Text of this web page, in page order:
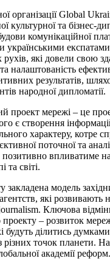
організації Global
культурної та бізнес-
комунікаційної
українськими
які довели свою
та налаштованість
результатів,
народної дипломатії.
проект мережі – це
є створення
характеру, котре
поточної та
впливатиме
та світі.
закладена модель
які розвивають
Ключова
проекту – розвиток
будуть ділитись
з різних точок планети.
академії реформ.